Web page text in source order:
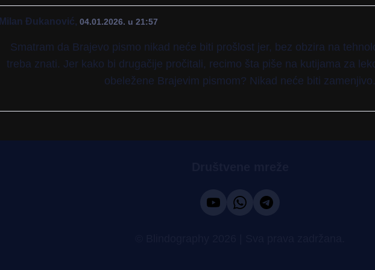
Milan Đukanović, 04.01.2026. u 21:57
Smatram da Brajevo pismo nikad neće biti prošlost jer, bez obzira na
treba znati. Jer kako bi drugačije pročitali, recimo šta piše na kutijama za
obeležene Brajevim pismom? Nikad neće biti zamenjivo.